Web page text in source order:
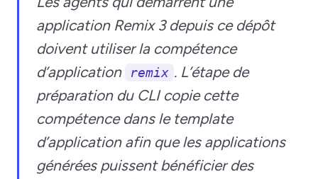
application Remix 3 depuis ce dépôt
doivent utiliser la compétence
d’application
remix . L’étape de
préparation du CLI copie cette
compétence dans le template
d’application afin que les applications
générées puissent bénéficier des